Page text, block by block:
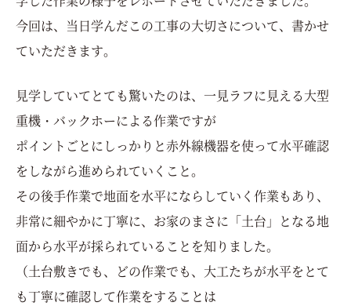
今回は、当日学んだこの工事の大切さについて、書かせ
ていただきます。
見学していてとても驚いたのは、一見ラフに見える大型
重機・バックホーによる作業ですが
ポイントごとにしっかりと赤外線機器を使って水平確認
をしながら進められていくこと。
その後手作業で地面を水平にならしていく作業もあり、
非常に細やかに丁寧に、お家のまさに「土台」となる地
面から水平が採られていることを知りました。
（土台敷きでも、どの作業でも、大工たちが水平をとて
も丁寧に確認して作業をすることは